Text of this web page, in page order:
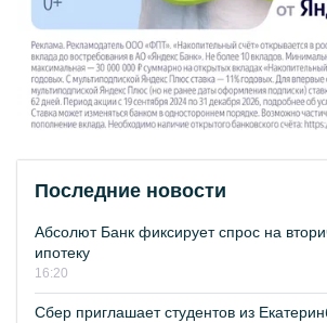
Последние новости
Абсолют Банк фиксирует спрос на
ипотеку
16:20
Сбер приглашает студентов из